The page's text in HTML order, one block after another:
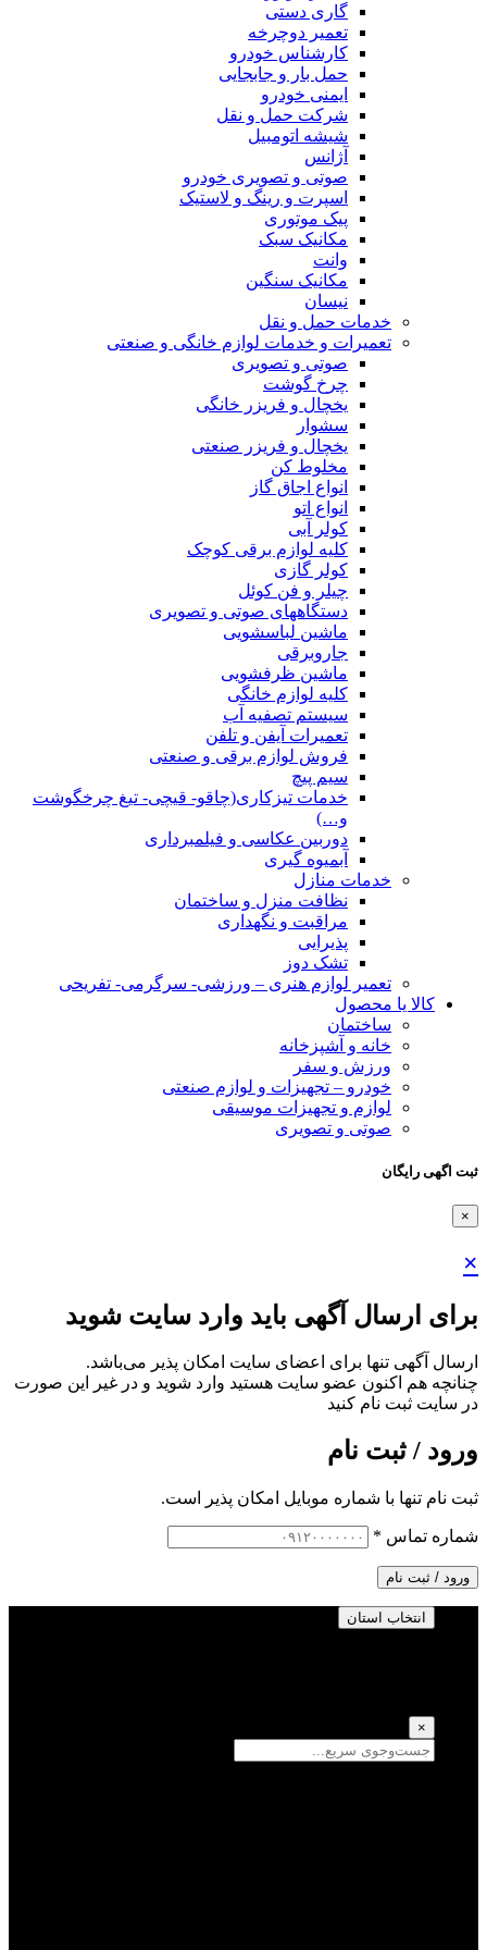
گاری دستی
تعمیر دوچرخه
کارشناس خودرو
حمل بار و جابجایی
ایمنی خودرو
شرکت حمل و نقل
شیشه اتومبیل
آژانس
صوتی و تصویری خودرو
اسپرت و رینگ و لاستیک
پیک موتوری
مکانیک سبک
وانت
مکانیک سنگین
نیسان
خدمات حمل و نقل
تعمیرات و خدمات لوازم خانگی و صنعتی
صوتی و تصویری
چرخ گوشت
یخچال و فریزر خانگی
سشوار
یخچال و فریزر صنعتی
مخلوط کن
انواع اجاق گاز
انواع اتو
کولر آبی
کلیه لوازم برقی کوچک
کولر گازی
چیلر و فن کوئل
دستگاههای صوتی و تصویری
ماشین لباسشویی
جاروبرقی
ماشین ظرفشویی
کلیه لوازم خانگی
سیستم تصفیه آب
تعمیرات آیفن و تلفن
فروش لوازم برقی و صنعتی
سیم پیچ
خدمات تیزکاری(چاقو- قیچی- تیغ چرخگوشت
و…)
دوربین عکاسی و فیلمبرداری
آبمیوه گیری
خدمات منازل
نظافت منزل و ساختمان
مراقبت و نگهداری
پذیرایی
تشک دوز
تعمیر لوازم هنری – ورزشی- سرگرمی- تفریحی
کالا یا محصول
ساختمان
خانه و آشپزخانه
ورزش و سفر
خودرو – تجهیزات و لوازم صنعتی
لوازم و تجهیزات موسیقی
صوتی و تصویری
ثبت اگهی رایگان
×
×
برای ارسال آگهی باید وارد سایت شوید
ارسال آگهی تنها برای اعضای سایت امکان پذیر می‌باشد.
چنانچه هم‌ اکنون عضو سایت هستید وارد شوید و در غیر این صورت
در سایت ثبت نام کنید
ورود / ثبت نام
ثبت نام تنها با شماره موبایل امکان پذیر است.
شماره تماس *
ورود / ثبت نام
انتخاب استان
×